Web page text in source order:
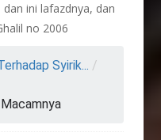
dan ini lafazdnya, dan
no 2006
Syirik... /